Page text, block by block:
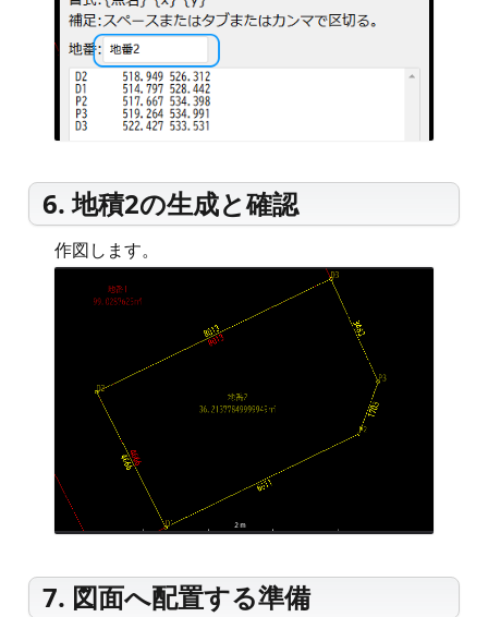
6. 地積2の生成と確認
作図します。
7. 図面へ配置する準備